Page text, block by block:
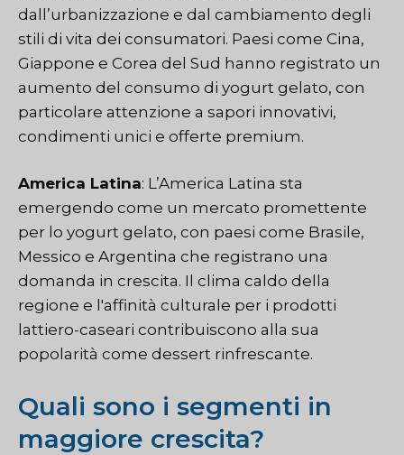
dall’urbanizzazione e dal cambiamento degli
stili di vita dei consumatori. Paesi come Cina,
Giappone e Corea del Sud hanno registrato un
aumento del consumo di yogurt gelato, con
particolare attenzione a sapori innovativi,
condimenti unici e offerte premium.
America Latina: L’America Latina sta
emergendo come un mercato promettente
per lo yogurt gelato, con paesi come Brasile,
Messico e Argentina che registrano una
domanda in crescita. Il clima caldo della
regione e l'affinità culturale per i prodotti
lattiero-caseari contribuiscono alla sua
popolarità come dessert rinfrescante.
Quali sono i segmenti in
maggiore crescita?